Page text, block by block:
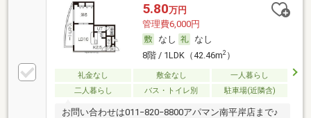
5.80万円
管理費6,000円
なし
なし
8階 / 1LDK（42.46m2）
礼金なし 敷金なし
一人暮らし
二人暮らし
バス・トイレ別 駐車場(近隣含)
お問い合わせは011−820−8800アパマン南平岸店まで♪